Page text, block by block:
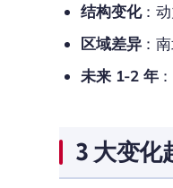
结构变化：
区域差异：
未来 1-2 年
3 大变化